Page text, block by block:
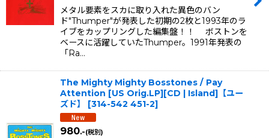
メタル要素をスカに取り入れた異色のバン
ド"Thumper"が発表した初期の2枚と1993年のラ
イブをカップリングした編集盤！！ ボストンを
ベースに活躍していたThumper。1991年発表の
「Ra…
The Mighty Mighty Bosstones ‎/ Pay
Attention [US Orig.LP][CD | Island]【ユー
ズド】
[314-542 451-2]
980.-(税別)